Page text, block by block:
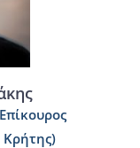
Κρήτης)